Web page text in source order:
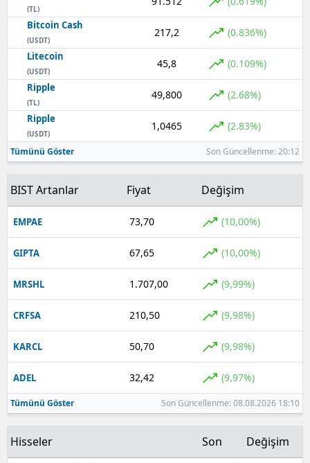
(TL)
Bitcoin Cash
(USDT)
217,2 (0.836%)
Litecoin
(USDT)
45,8 (0.109%)
Ripple
(TL)
49,800 (2.68%)
Ripple
(USDT)
1,0465 (2.83%)
Tümünü Göster Son Güncellenme: 20:12
BIST Artanlar Fiyat Değişim
EMPAE 73,70 (10,00%)
GIPTA 67,65 (10,00%)
MRSHL 1.707,00 (9,99%)
CRFSA 210,50 (9,98%)
KARCL 50,70 (9,98%)
ADEL 32,42 (9,97%)
Tümünü Göster Son Güncellenme: 08.08.2026 18:10
Hisseler Son Değişim